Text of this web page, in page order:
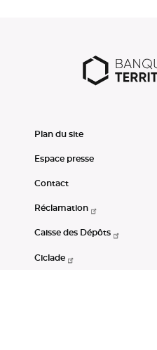
Plan du site
Espace presse
Contact
Réclamation
Caisse des Dépôts
Ciclade